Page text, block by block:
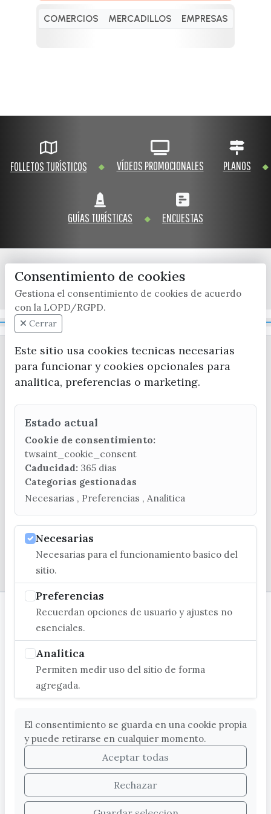
COMERCIOS MERCADILLOS EMPRESAS
FOLLETOS TURÍSTICOS VÍDEOS PROMOCIONALES PLANOS
GUÍAS TURÍSTICAS ENCUESTAS
x / twitter facebook youtube instagram
CONTACTA CON LA OFICINA DE TURISMO
(+34) 952 541 104
turismo@velezmalaga.es
C/ Poniente, 2. CP 29740 - Torre del Mar
Consentimiento de cookies
Gestiona el consentimiento de cookies de acuerdo
con la LOPD/RGPD.
Cerrar
Este sitio usa cookies tecnicas necesarias
para funcionar y cookies opcionales para
analitica, preferencias o marketing.
Estado actual
Cookie de consentimiento:
twsaint_cookie_consent
Caducidad: 365 dias
Categorias gestionadas
Necesarias , Preferencias , Analitica
Necesarias
Necesarias para el funcionamiento basico del
sitio.
Preferencias
Recuerdan opciones de usuario y ajustes no
esenciales.
Analitica
Permiten medir uso del sitio de forma
agregada.
El consentimiento se guarda en una cookie propia
y puede retirarse en cualquier momento.
Aceptar todas
Rechazar